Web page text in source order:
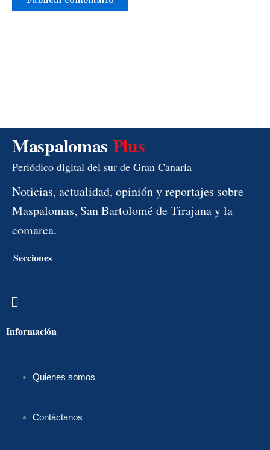
Maspalomas Plus
Periódico digital del sur de Gran Canaria
Noticias, actualidad, opinión y reportajes sobre
Maspalomas, San Bartolomé de Tirajana y la
comarca.
Secciones
Menú
Información
Quienes somos
Contáctanos